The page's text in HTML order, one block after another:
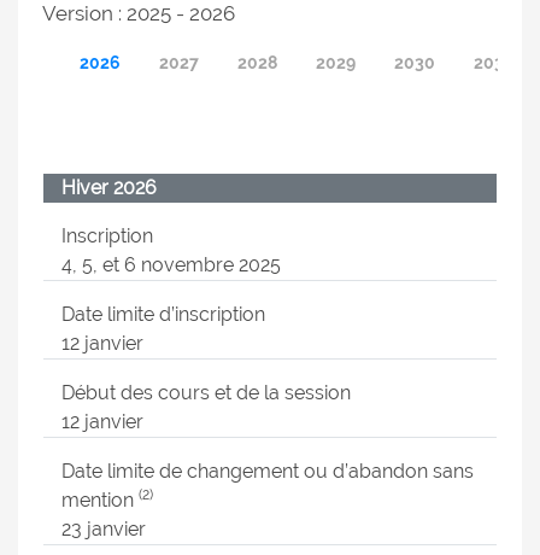
Version : 2025 - 2026
2026 2027 2028 2029 2030 2031
Hiver 2026
Inscription
4, 5, et 6 novembre 2025
Date limite d’inscription
12 janvier
Début des cours et de la session
12 janvier
Date limite de changement ou d’abandon sans
mention (2)
23 janvier